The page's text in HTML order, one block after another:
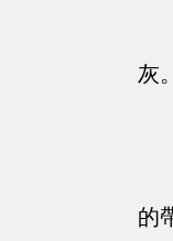
灰
的